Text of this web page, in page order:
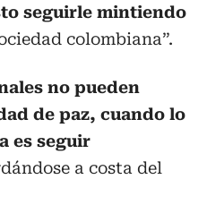
seguirle mintiendo
colombiana”.
no pueden
de paz, cuando lo
es seguir
a costa del